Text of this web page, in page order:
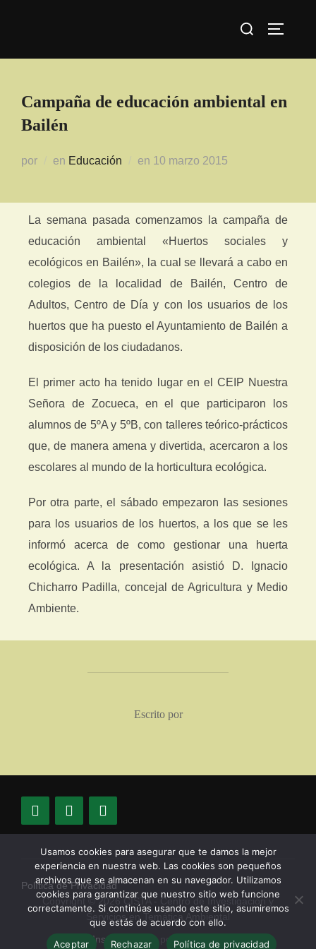
Campaña de educación ambiental en
Bailén
por en Educación en 10 marzo 2015
La semana pasada comenzamos la campaña de
educación ambiental «Huertos sociales y
ecológicos en Bailén», la cual se llevará a cabo en
colegios de la localidad de Bailén, Centro de
Adultos, Centro de Día y con los usuarios de los
huertos que ha puesto el Ayuntamiento de Bailén a
disposición de los ciudadanos.
El primer acto ha tenido lugar en el CEIP Nuestra
Señora de Zocueca, en el que participaron los
alumnos de 5ºA y 5ºB, con talleres teórico-prácticos
que, de manera amena y divertida, acercaron a los
escolares al mundo de la horticultura ecológica.
Por otra parte, el sábado empezaron las sesiones
para los usuarios de los huertos, a los que se les
informó acerca de como gestionar una huerta
ecológica. A la presentación asistió D. Ignacio
Chicharro Padilla, concejal de Agricultura y Medio
Ambiente.
AUTOR DE LA PUBLICACIÓN
Escrito por
Política de Privacidad
Copyright © 2026 CISTA - Centro de Investigación y
Servicios en Temática Ambiental
Inspiro ThemeporWPZOOM
Usamos cookies para asegurar que te damos la mejor
experiencia en nuestra web. Las cookies son pequeños
archivos que se almacenan en su navegador. Utilizamos
cookies para garantizar que nuestro sitio web funcione
correctamente. Si continúas usando este sitio, asumiremos
que estás de acuerdo con ello.
Aceptar
Rechazar Política de privacidad